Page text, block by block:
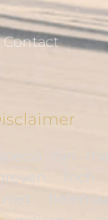
Contact
zijn
Toch